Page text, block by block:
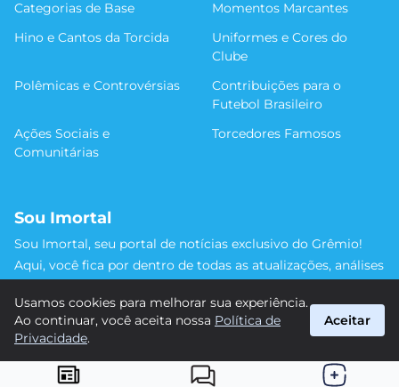
Categorias de Base
Momentos Marcantes
Hino e Cantos da Torcida
Uniformes e Cores do
Clube
Polêmicas e Controvérsias
Contribuições para o
Futebol Brasileiro
Ações Sociais e
Comunitárias
Torcedores Famosos
Sou Imortal
Sou Imortal, seu portal de notícias exclusivo do Grêmio!
Aqui, você fica por dentro de todas as atualizações, análises
detalhe da trajetória do nosso time rumo às vitórias!
#Grêmio #SouImortal
Usamos cookies para melhorar sua experiência.
Ao continuar, você aceita nossa Política de
Privacidade.
Aceitar